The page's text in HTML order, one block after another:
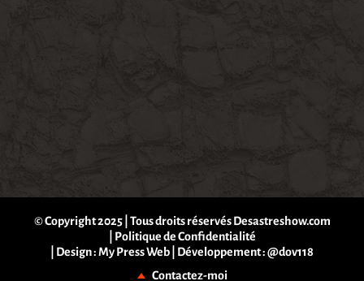
© Copyright 2025 | Tous droits réservés Desastreshow.com
Politique de Confidentialité
| Design :My Press Web | Développement :@dov118
Contactez-moi